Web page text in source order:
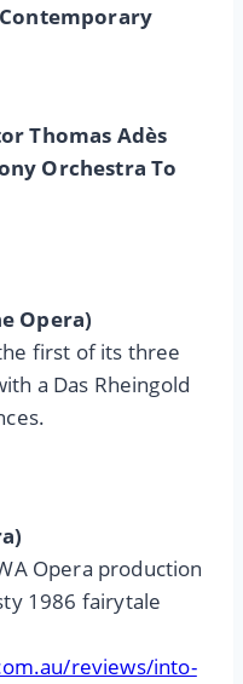
Thomas Adès
Orchestra To
Opera)
first of its three
a Das Rheingold
Opera production
1986 fairytale
reviews/into-